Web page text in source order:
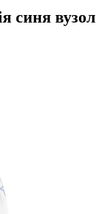
синя вузол